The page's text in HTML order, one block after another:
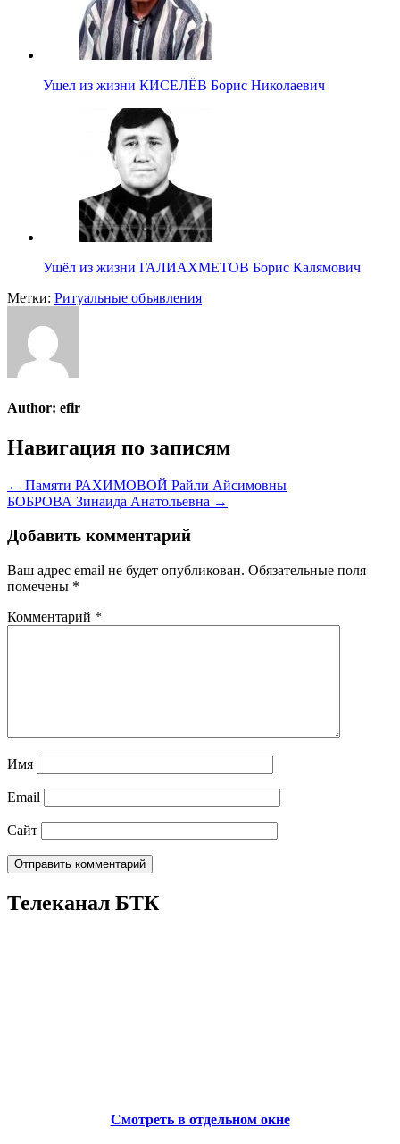
Ушел из жизни КИСЕЛЁВ Борис Николаевич
Ушёл из жизни ГАЛИАХМЕТОВ Борис Калямович
Метки: Ритуальные объявления
Author: efir
Навигация по записям
← Памяти РАХИМОВОЙ Райли Айсимовны
БОБРОВА Зинаида Анатольевна →
Добавить комментарий
Ваш адрес email не будет опубликован. Обязательные поля
помечены *
Комментарий *
Имя
Email
Сайт
Телеканал БТК
Смотреть в отдельном окне